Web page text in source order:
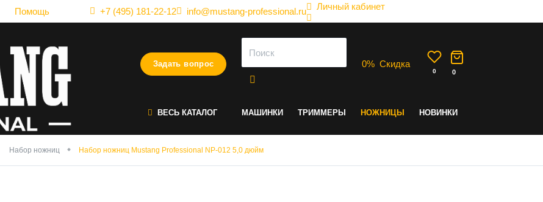
Помощь +7 (495) 181-22-12 info@mustang-professional.ru Личный кабинет
Задать вопрос 0% Скидка
0 0
ВЕСЬ КАТАЛОГ МАШИНКИ ТРИММЕРЫ НОЖНИЦЫ НОВИНКИ
Набор ножниц Набор ножниц Mustang Professional NP-012 5,0 дюйм